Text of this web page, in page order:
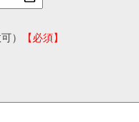
）
【必須】